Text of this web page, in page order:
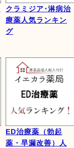
クラミジア･淋病治
療薬人気ランキン
グ
ED治療薬（勃起
薬・早漏改善）人